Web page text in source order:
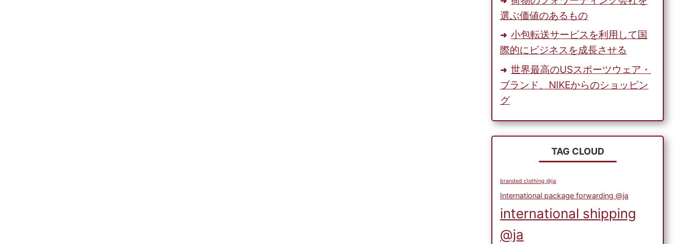
選ぶ価値のあるもの
小包転送サービスを利用して国
際的にビジネスを成長させる
世界最高のUSスポーツウェア・
ブランド、NIKEからのショッピン
グ
TAG CLOUD
branded clothing @ja
International package forwarding @ja
international shipping
@ja